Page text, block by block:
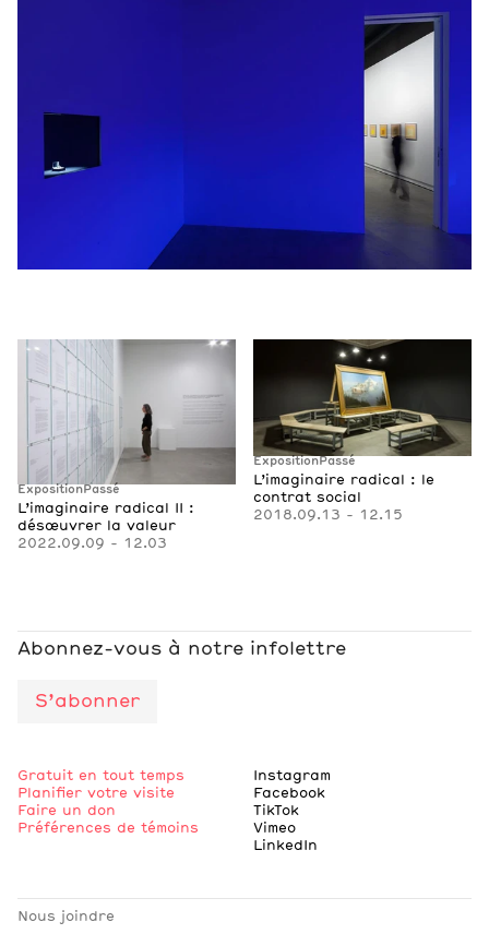
Exposition Passé
L’imaginaire radical II :
désœuvrer la valeur
2022.09.09 - 12.03
Exposition Passé
L’imaginaire radical : le
contrat social
2018.09.13 - 12.15
Abonnez-vous à notre infolettre
S’abonner
Gratuit en tout temps
Planifier votre visite
Faire un don
Préférences de témoins
Instagram
Facebook
TikTok
Vimeo
LinkedIn
Nous joindre